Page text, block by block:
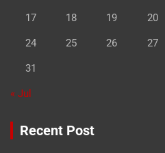
17 18 19 20
24 25 26 27
31
« Jul
Recent Post